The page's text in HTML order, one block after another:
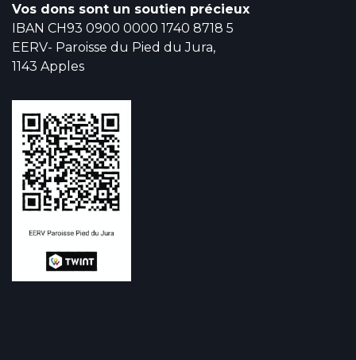
Vos dons sont un soutien précieux
IBAN CH93 0900 0000 1740 8718 5
EERV- Paroisse du Pied du Jura,
1143 Apples